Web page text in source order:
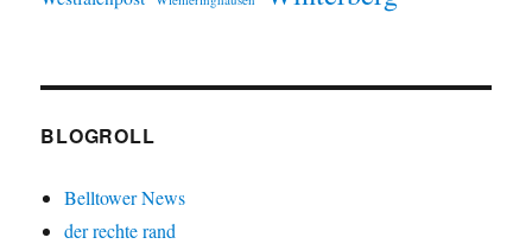
BLOGROLL
Belltower News
der rechte rand